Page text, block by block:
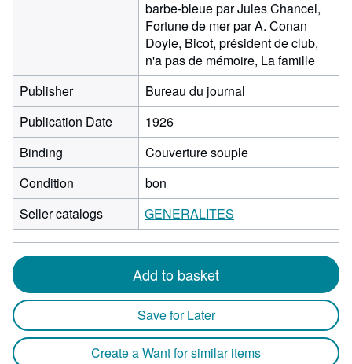
barbe-bleue par Jules Chancel,
Fortune de mer par A. Conan
Doyle, Bicot, président de club,
n'a pas de mémoire, La famille
Publisher
Bureau du journal
Publication Date
1926
Binding
Couverture souple
Condition
bon
Seller catalogs
GENERALITES
Add to basket
Save for Later
Create a Want for similar items